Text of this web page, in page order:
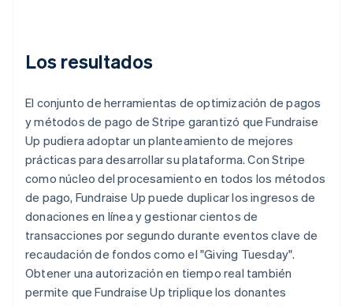
Los resultados
El conjunto de herramientas de optimización de pagos
y métodos de pago de Stripe garantizó que Fundraise
Up pudiera adoptar un planteamiento de mejores
prácticas para desarrollar su plataforma. Con Stripe
como núcleo del procesamiento en todos los métodos
de pago, Fundraise Up puede duplicar los ingresos de
donaciones en línea y gestionar cientos de
transacciones por segundo durante eventos clave de
recaudación de fondos como el "Giving Tuesday".
Obtener una autorización en tiempo real también
permite que Fundraise Up triplique los donantes